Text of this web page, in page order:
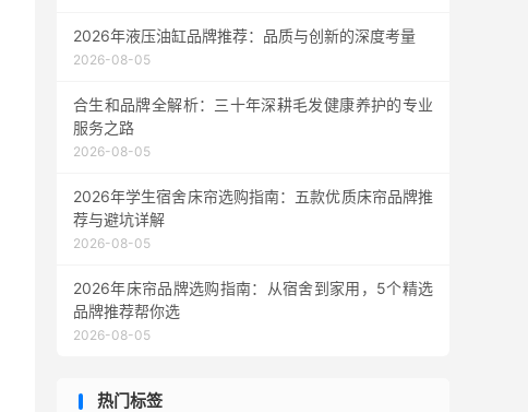
2026年液压油缸品牌推荐：品质与创新的深度考量
2026-08-05
合生和品牌全解析：三十年深耕毛发健康养护的专业
服务之路
2026-08-05
2026年学生宿舍床帘选购指南：五款优质床帘品牌推
荐与避坑详解
2026-08-05
2026年床帘品牌选购指南：从宿舍到家用，5个精选
品牌推荐帮你选
2026-08-05
热门标签